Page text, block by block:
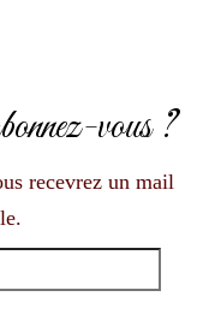
vous ?
recevrez un mail